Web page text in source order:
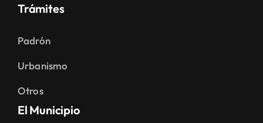
Trámites
Padrón
Urbanismo
Otros
El Municipio